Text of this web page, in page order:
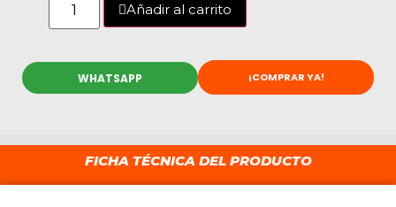
Añadir al carrito
WHATSAPP ¡COMPRAR YA!
FICHA TÉCNICA DEL PRODUCTO